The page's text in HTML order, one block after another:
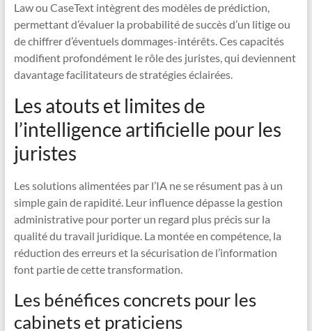
Law ou CaseText intègrent des modèles de prédiction,
permettant d’évaluer la probabilité de succès d’un litige ou
de chiffrer d’éventuels dommages-intérêts. Ces capacités
modifient profondément le rôle des juristes, qui deviennent
davantage facilitateurs de stratégies éclairées.
Les atouts et limites de
l’intelligence artificielle pour les
juristes
Les solutions alimentées par l’IA ne se résument pas à un
simple gain de rapidité. Leur influence dépasse la gestion
administrative pour porter un regard plus précis sur la
qualité du travail juridique. La montée en compétence, la
réduction des erreurs et la sécurisation de l’information
font partie de cette transformation.
Les bénéfices concrets pour les
cabinets et praticiens